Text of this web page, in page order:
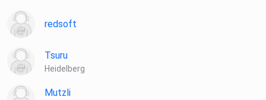
redsoft
Tsuru
Heidelberg
Mutzli